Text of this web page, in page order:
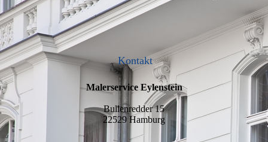
Kontakt
Malerservice Eylenstein
Bullenredder 15
22529 Hamburg